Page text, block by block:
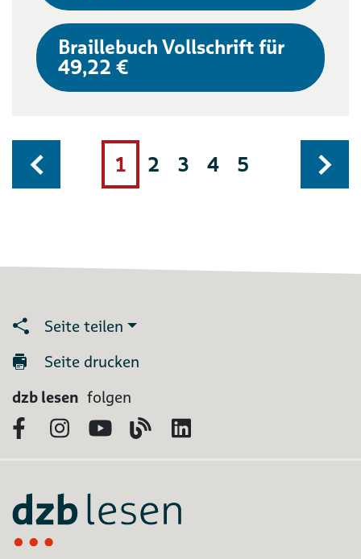
Braillebuch Vollschrift für
49,22 €
1 2 3 4 5
Seite teilen
Seite drucken
dzb lesen folgen
FacebookInstagram
YouTubeBlog